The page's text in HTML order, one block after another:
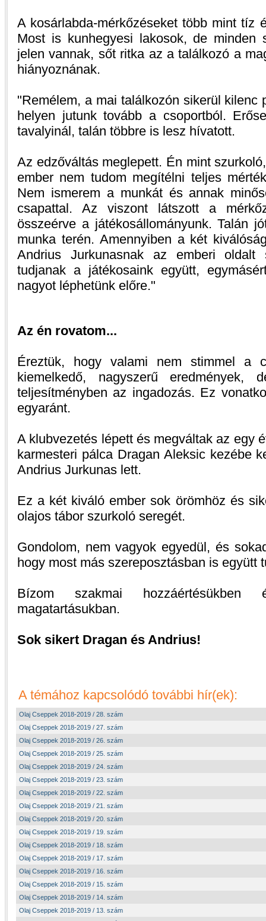
A kosárlabda-mérkőzéseket több mint tíz
Most is kunhegyesi lakosok, de minden
jelen vannak, sőt ritka az a találkozó a
hiányoznának.
Remélem, a mai találkozón sikerül kilenc
helyen jutunk tovább a csoportból.
tavalyinál, talán többre is lesz hívatott.
Az edzőváltás meglepett. Én mint
ember nem tudom megítélni teljes
Nem ismerem a munkát és annak
csapattal. Az viszont látszott a
összeérve a játékosállományunk. Talán
munka terén. Amennyiben a két
Andrius Jurkunasnak az emberi oldalt
tudjanak a játékosaink együtt,
nagyot léphetünk előre.
Az én rovatom...
Éreztük, hogy valami nem stimmel a
kiemelkedő, nagyszerű
teljesítményben az ingadozás. Ez
egyaránt.
A klubvezetés lépett és megváltak az egy
karmesteri pálca Dragan Aleksic kezébe
Andrius Jurkunas lett.
Ez a két kiváló ember sok örömhöz és
olajos tábor szurkoló seregét.
Gondolom, nem vagyok egyedül, és
hogy most más szereposztásban is együtt
Bízom szakmai hozzáértésükben
magatartásukban.
Sok sikert Dragan és Andrius!
A témához kapcsolódó további hír(ek):
Olaj Cseppek 2018-2019 / 28. szám
Olaj Cseppek 2018-2019 / 27. szám
Olaj Cseppek 2018-2019 / 26. szám
Olaj Cseppek 2018-2019 / 25. szám
Olaj Cseppek 2018-2019 / 24. szám
Olaj Cseppek 2018-2019 / 23. szám
Olaj Cseppek 2018-2019 / 22. szám
Olaj Cseppek 2018-2019 / 21. szám
Olaj Cseppek 2018-2019 / 20. szám
Olaj Cseppek 2018-2019 / 19. szám
Olaj Cseppek 2018-2019 / 18. szám
Olaj Cseppek 2018-2019 / 17. szám
Olaj Cseppek 2018-2019 / 16. szám
Olaj Cseppek 2018-2019 / 15. szám
Olaj Cseppek 2018-2019 / 14. szám
Olaj Cseppek 2018-2019 / 13. szám